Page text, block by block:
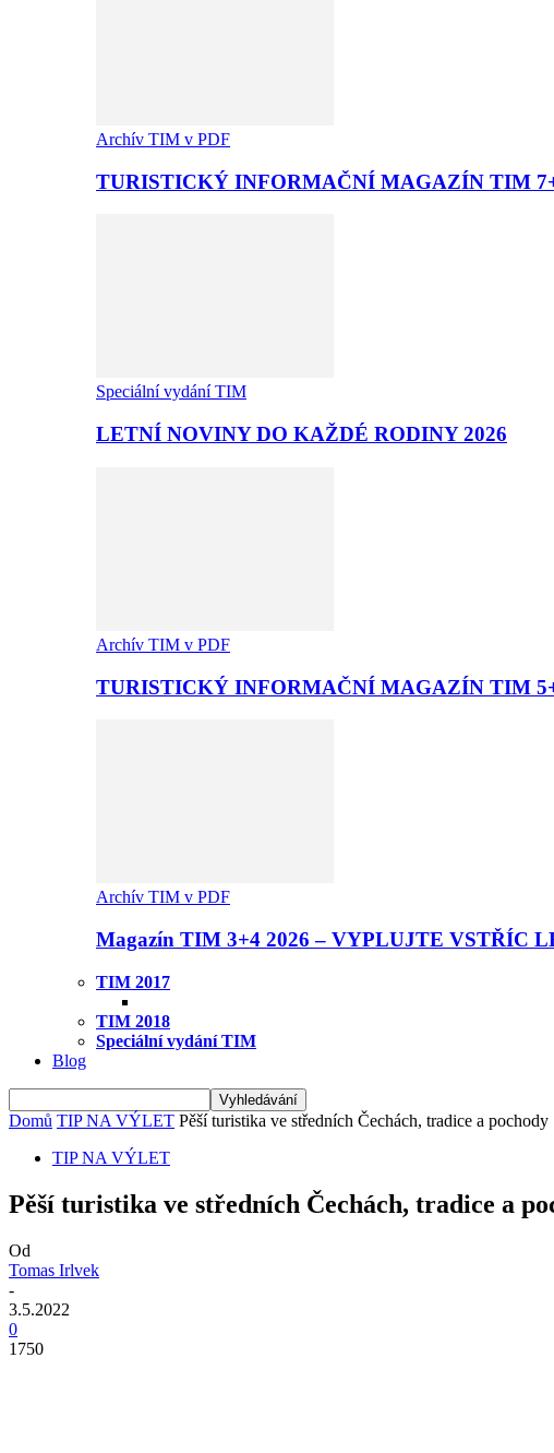
Archív TIM v PDF
TURISTICKÝ INFORMAČNÍ MAGAZÍN TIM
Speciální vydání TIM
LETNÍ NOVINY DO KAŽDÉ RODINY 2026
Archív TIM v PDF
TURISTICKÝ INFORMAČNÍ MAGAZÍN TIM
Archív TIM v PDF
Magazín TIM 3+4 2026 – VYPLUJTE VSTŘÍC
TIM 2017
TIM 2018
Speciální vydání TIM
Blog
Domů TIP NA VÝLET Pěší turistika ve středních Čechách, tradice a pochody
TIP NA VÝLET
Pěší turistika ve středních Čechách, tradice a
Od
Tomas Irlvek
-
3.5.2022
0
1750